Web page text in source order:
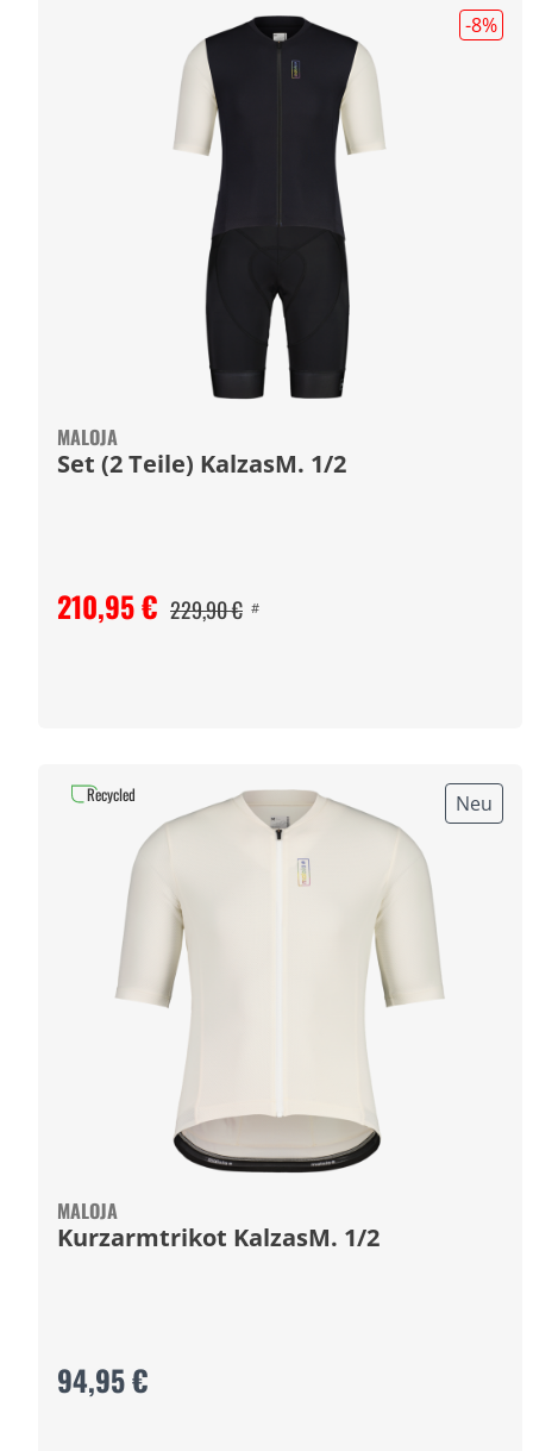
-8%
MALOJA
Set (2 Teile) KalzasM. 1/2
210,95 € 229,90 € #
Neu
MALOJA
Kurzarmtrikot KalzasM. 1/2
94,95 €
Recycled